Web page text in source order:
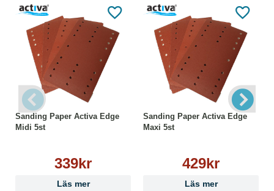
Produktfördelar:
Bättre resultat
Kostnadsbesparingar
Miljöbesparingar
Säkerhet
Kundnöjdhet
Bruksanvisning:
● Välj rätt Twister rondell
● Montera sidan med ”Machine Side” tryck mot
maskinen och färgade sidan mot golvet
● Skölj rondellen efter användning
● När färgen är borta, byt rondellen
Sanding Paper Activa Edge
Midi 5st
339kr
Läs mer
Sanding Paper Activa Edge
Maxi 5st
429kr
Läs mer